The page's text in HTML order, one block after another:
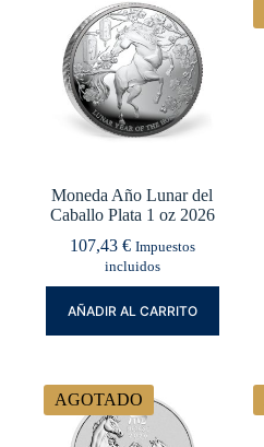
Moneda Año Lunar del
Caballo Plata 1 oz 2026
107,43 € Impuestos
incluidos
AÑADIR AL CARRITO
AGOTADO